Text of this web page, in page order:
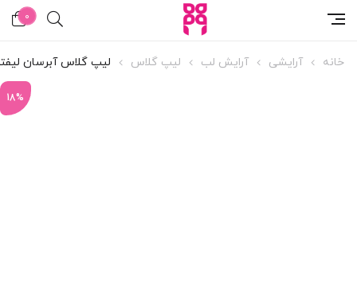
0
خانه آرایشی آرایش لب لیپ گلاس لیپ گلاس آبرسان
18%